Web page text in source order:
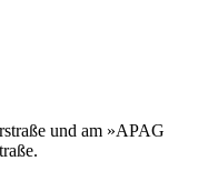
und am »APAG